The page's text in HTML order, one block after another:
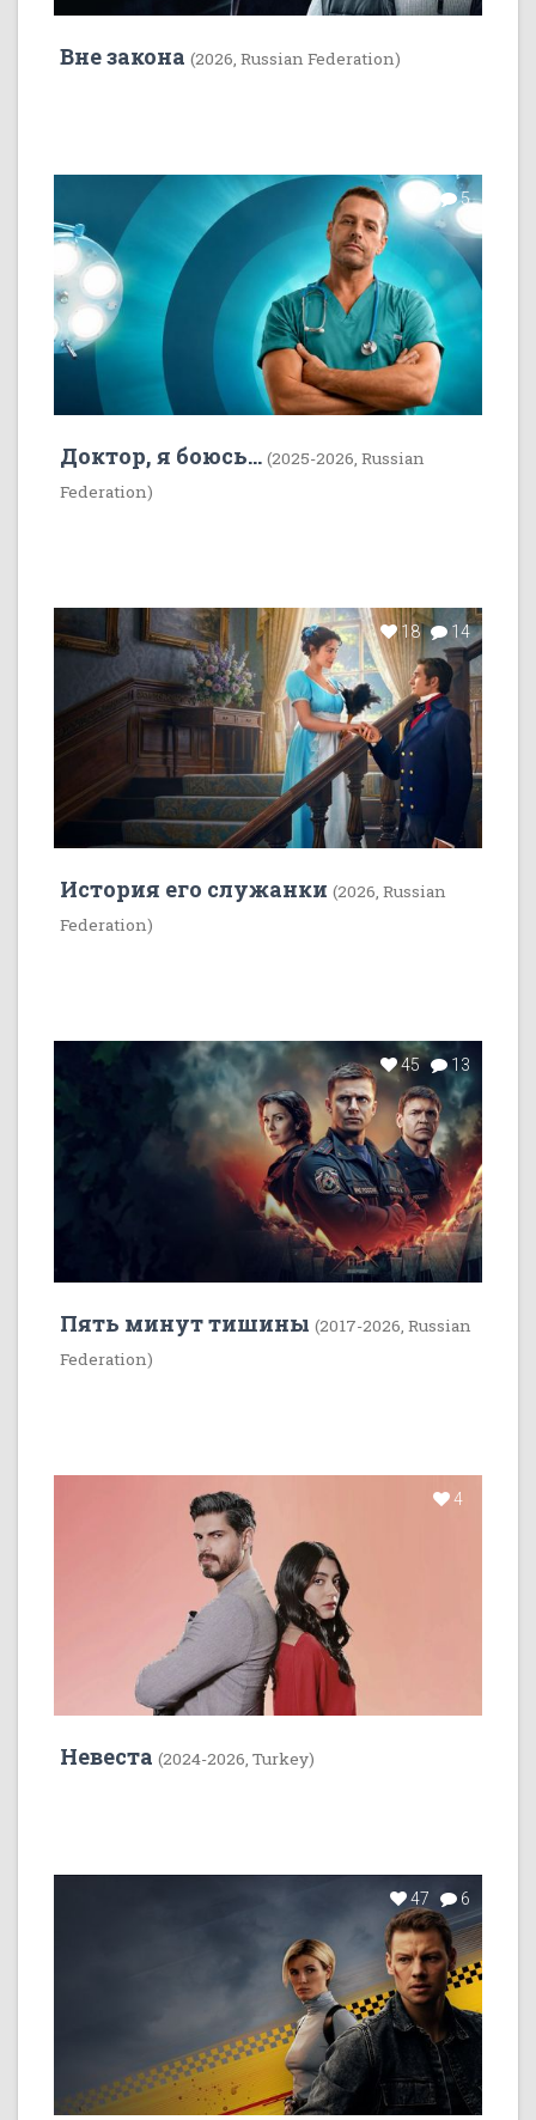
Вне закона (2026, Russian Federation)
7 5
Доктор, я боюсь... (2025-2026, Russian
Federation)
18 14
История его служанки (2026, Russian
Federation)
45 13
Пять минут тишины (2017-2026, Russian
Federation)
4
Невеста (2024-2026, Turkey)
47 6